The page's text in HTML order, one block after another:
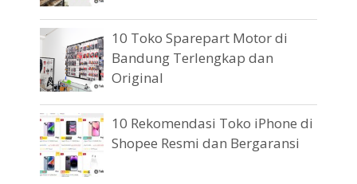
10 Toko Sparepart Motor di
Bandung Terlengkap dan
Original
10 Rekomendasi Toko iPhone di
Shopee Resmi dan Bergaransi